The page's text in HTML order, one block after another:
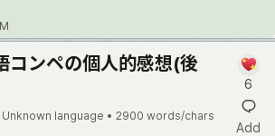
コンペの個人的感想(後
Unknown language • 2900 words/chars
6
Add